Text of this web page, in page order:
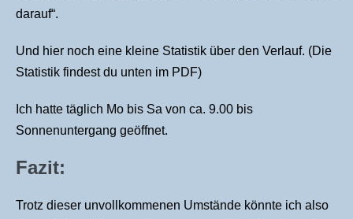
darauf“.
Und hier noch eine kleine Statistik über den Verlauf. (Die
Statistik findest du unten im PDF)
Ich hatte täglich Mo bis Sa von ca. 9.00 bis
Sonnenuntergang geöffnet.
Fazit:
Trotz dieser unvollkommenen Umstände könnte ich also